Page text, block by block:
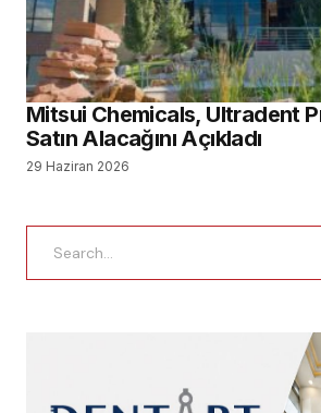
Mitsui Chemicals, Ultradent
Satın Alacağını Açıkladı
29 Haziran 2026